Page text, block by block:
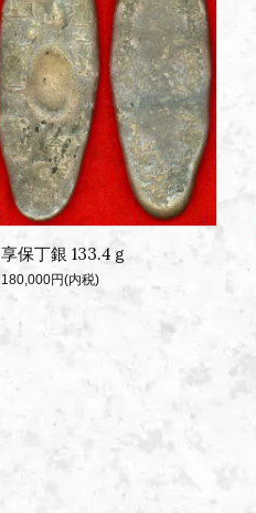
享保丁銀 133.4ｇ
180,000円(内税)